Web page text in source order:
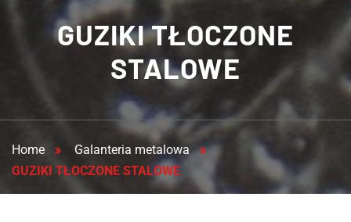
GUZIKI TŁOCZONE
STALOWE
Home
Galanteria metalowa
GUZIKI TŁOCZONE STALOWE